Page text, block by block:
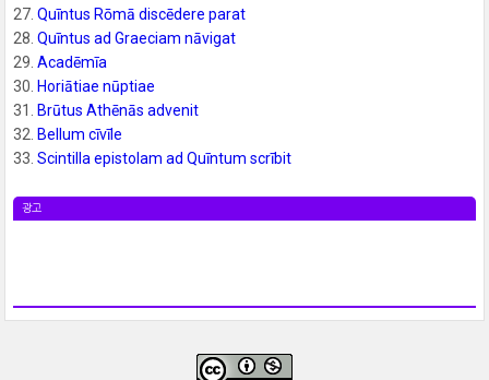
27.Quīntus Rōmā discēdere parat
28.Quīntus ad Graeciam nāvigat
29.Acadēmīa
30.Horiātiae nūptiae
31.Brūtus Athēnās advenit
32.Bellum cīvīle
33.Scintilla epistolam ad Quīntum scrībit
광고